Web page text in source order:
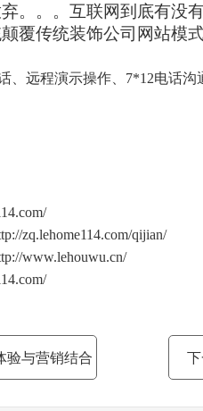
。。。互联网到底有没
覆传统装饰公司网站模
、远程演示操作、 7*12电话沟
zq.lehome114.com/qijian/
www.lehouwu.cn/
验与营销结合